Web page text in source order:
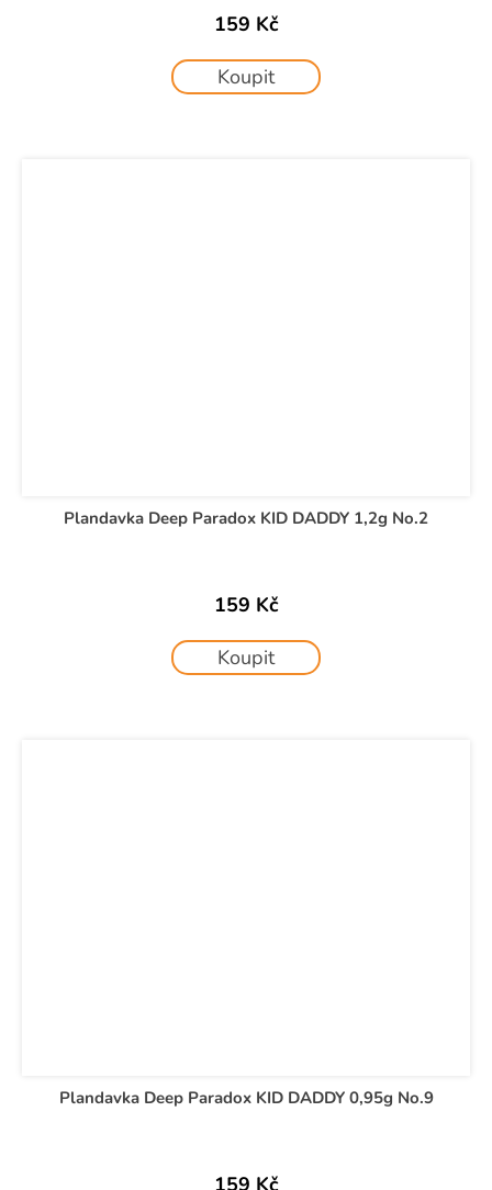
159 Kč
Koupit
Plandavka Deep Paradox KID DADDY 1,2g No.2
159 Kč
Koupit
Plandavka Deep Paradox KID DADDY 0,95g No.9